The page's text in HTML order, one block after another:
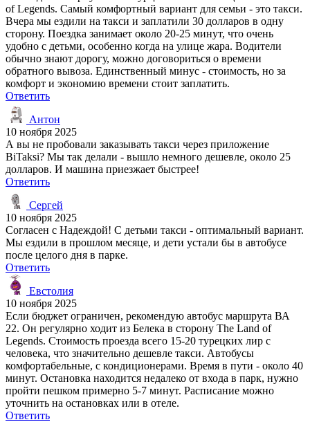
of Legends. Самый комфортный вариант для семьи - это такси.
Вчера мы ездили на такси и заплатили 30 долларов в одну
сторону. Поездка занимает около 20-25 минут, что очень
удобно с детьми, особенно когда на улице жара. Водители
обычно знают дорогу, можно договориться о времени
обратного вывоза. Единственный минус - стоимость, но за
комфорт и экономию времени стоит заплатить.
Ответить
Антон
10 ноября 2025
А вы не пробовали заказывать такси через приложение
BiTaksi? Мы так делали - вышло немного дешевле, около 25
долларов. И машина приезжает быстрее!
Ответить
Сергей
10 ноября 2025
Согласен с Надеждой! С детьми такси - оптимальный вариант.
Мы ездили в прошлом месяце, и дети устали бы в автобусе
после целого дня в парке.
Ответить
Евстолия
10 ноября 2025
Если бюджет ограничен, рекомендую автобус маршрута ВА
22. Он регулярно ходит из Белека в сторону The Land of
Legends. Стоимость проезда всего 15-20 турецких лир с
человека, что значительно дешевле такси. Автобусы
комфортабельные, с кондиционерами. Время в пути - около 40
минут. Остановка находится недалеко от входа в парк, нужно
пройти пешком примерно 5-7 минут. Расписание можно
уточнить на остановках или в отеле.
Ответить